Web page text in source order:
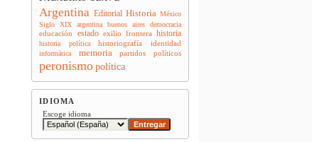
Argentina Editorial Historia México
Siglo XIX
argentina buenos aires democracia
educación estado exilio frontera historia
historia política historiografía identidad
informática memoria partidos políticos
peronismo política
IDIOMA
Escoge idioma